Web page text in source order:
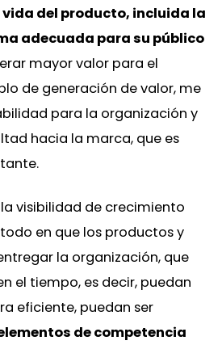
vida del producto, incluida la
adecuada para su público
mayor valor para el
de generación de valor, me
para la organización y
hacia la marca, que es
visibilidad de crecimiento
en que los productos y
la organización, que
el tiempo, es decir, puedan
eficiente, puedan ser
de competencia